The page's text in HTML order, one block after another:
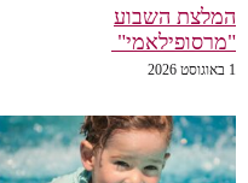
השבוע